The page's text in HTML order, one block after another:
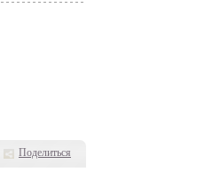
Поделиться